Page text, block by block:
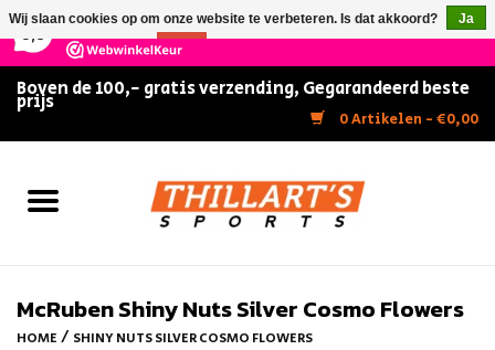
147 Reviews ×
Boven de 100,- gratis verzending, Gegarandeerd beste
prijs
0 Artikelen - €0,00
Home
McRuben Shiny Nuts Silver Cosmo Flowers
HOME / SHINY NUTS SILVER COSMO FLOWERS
Wij slaan cookies op om onze website te verbeteren. Is dat akkoord?
Ja
Nee